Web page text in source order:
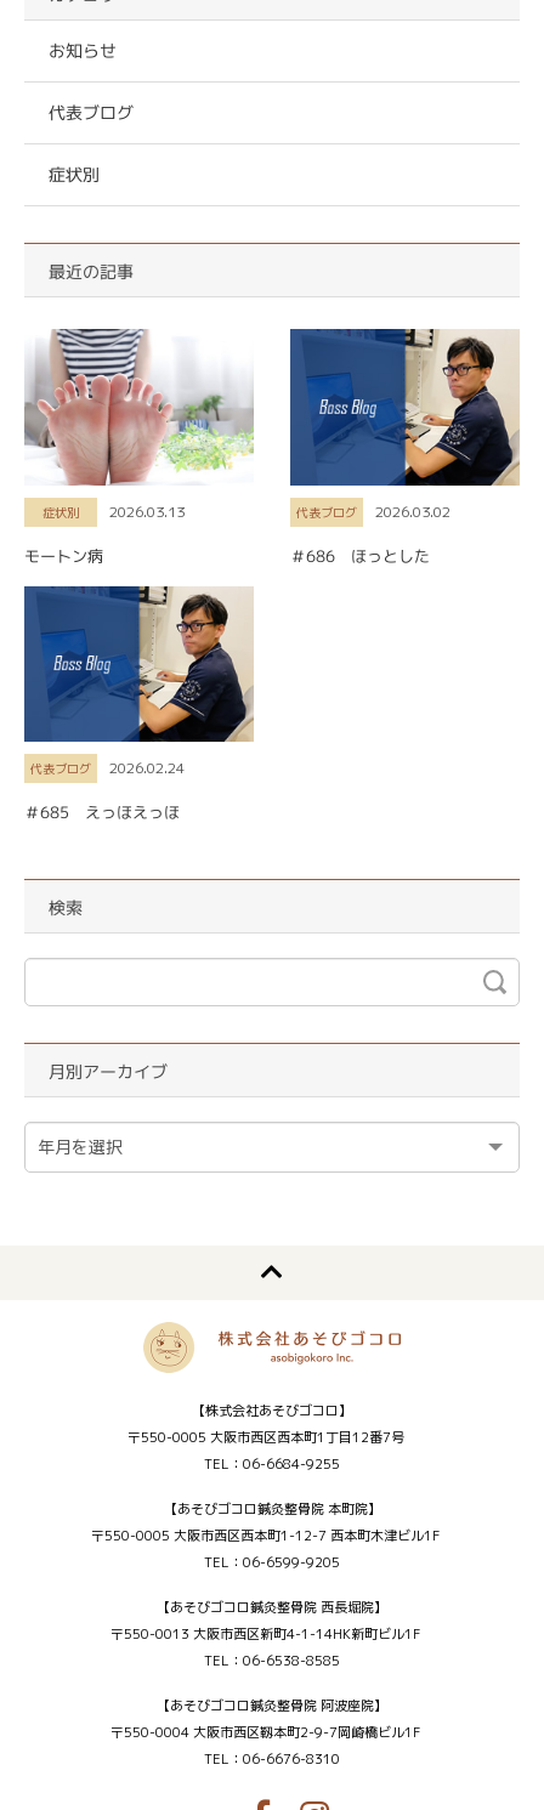
お知らせ
代表ブログ
症状別
最近の記事
症状別 2026.03.13
モートン病
代表ブログ 2026.03.02
＃686 ほっとした
代表ブログ 2026.02.24
＃685 えっほえっほ
検索
月別アーカイブ
【株式会社あそびゴコロ】
〒550-0005 大阪市西区西本町1丁目12番7号
TEL：06-6684-9255
【あそびゴコロ鍼灸整骨院 本町院】
〒550-0005 大阪市西区西本町1-12-7 西本町木津ビル1F
TEL：06-6599-9205
【あそびゴコロ鍼灸整骨院 西長堀院】
〒550-0013 大阪市西区新町4-1-14HK新町ビル1F
TEL：06-6538-8585
【あそびゴコロ鍼灸整骨院 阿波座院】
〒550-0004 大阪市西区靱本町2-9-7岡崎橋ビル1F
TEL：06-6676-8310